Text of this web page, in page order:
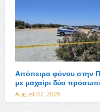
Απόπειρα φόνου στην
με μαχαίρι δύο
August 07, 2026